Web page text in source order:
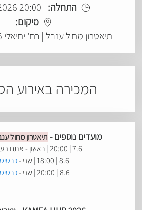
התחלה: 20:00 07.06.2026
מיקום:
תיאטרון מחול ענבל | רח' יחיאלי 6, תל אביב-יפו
המכירה באירוע
מועדים נוספים - תיאטרון מחול
7.6 | 20:00 | ראשון - אתם בעמוד זה
8.6 | 18:00 | שני -
8.6 | 20:00 | שני -